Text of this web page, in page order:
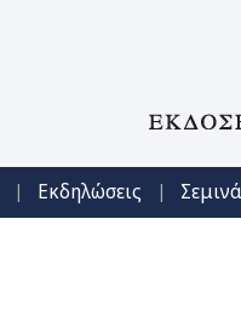
| Εκδηλώσεις |